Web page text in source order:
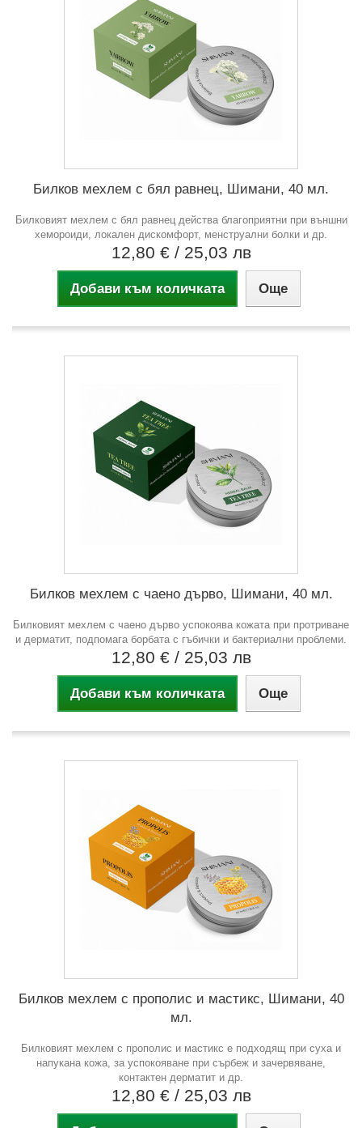
Билков мехлем с бял равнец, Шимани, 40 мл.
Билковият мехлем с бял равнец действа благоприятни при външни
хемороиди, локален дискомфорт, менструални болки и др.
12,80 € / 25,03 лв
Добави към количката Още
Билков мехлем с чаено дърво, Шимани, 40 мл.
Билковият мехлем с чаено дърво успокоява кожата при протриване
и дерматит, подпомага борбата с гъбички и бактериални проблеми.
12,80 € / 25,03 лв
Добави към количката Още
Билков мехлем с прополис и мастикс, Шимани, 40
мл.
Билковият мехлем с прополис и мастикс е подходящ при суха и
напукана кожа, за успокояване при сърбеж и зачервяване,
контактен дерматит и др.
12,80 € / 25,03 лв